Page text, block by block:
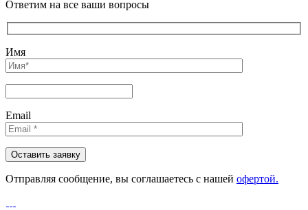
Ответим на все ваши вопросы
Имя
Email
Отправляя сообщениe, вы соглашаетесь с нашей офертой.